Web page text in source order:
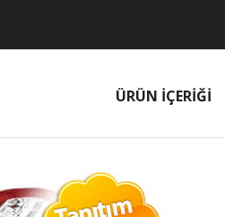
ÜRÜN İÇERİĞİ